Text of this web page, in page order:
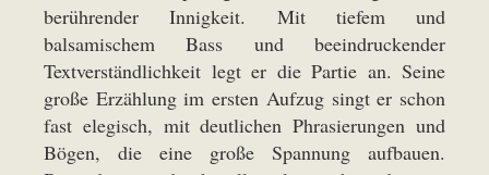
berührender Innigkeit. Mit tiefem und
balsamischem Bass und beeindruckender
Textverständlichkeit legt er die Partie an. Seine
große Erzählung im ersten Aufzug singt er schon
fast elegisch, mit deutlichen Phrasierungen und
Bögen, die eine große Spannung aufbauen.